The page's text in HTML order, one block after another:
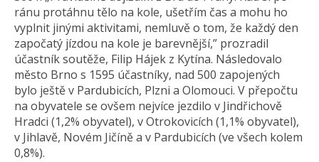
ránu protáhnu tělo na kole, ušetřím čas a mohu ho
vyplnit jinými aktivitami, nemluvě o tom, že každý den
započatý jízdou na kole je barevnější,” prozradil
účastník soutěže, Filip Hájek z Kytína. Následovalo
město Brno s 1595 účastníky, nad 500 zapojených
bylo ještě v Pardubicích, Plzni a Olomouci. V přepočtu
na obyvatele se ovšem nejvíce jezdilo v Jindřichově
Hradci (1,2% obyvatel), v Otrokovicích (1,1% obyvatel),
v Jihlavě, Novém Jičíně a v Pardubicích (ve všech kolem
0,8%).